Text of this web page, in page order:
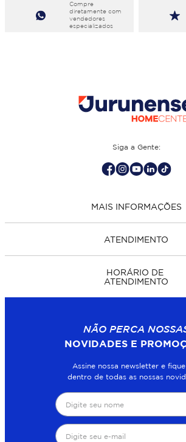
Compre
diretamente com
vendedores
especializados
Siga a Gente:
MAIS INFORMAÇÕES
ATENDIMENTO
HORÁRIO DE
ATENDIMENTO
NÃO PERCA
NOVIDADES E
Assine nossa newsletter e
dentro de todas as nossas